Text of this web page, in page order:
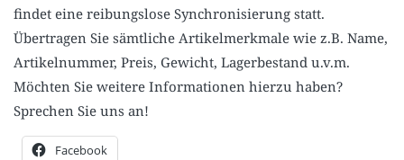
findet eine reibungslose Synchronisierung statt.
Übertragen Sie sämtliche Artikelmerkmale wie z.B. Name,
Artikelnummer, Preis, Gewicht, Lagerbestand u.v.m.
Möchten Sie weitere Informationen hierzu haben?
Sprechen Sie uns an!
Facebook